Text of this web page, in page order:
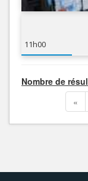
11h00
Nombre de
«